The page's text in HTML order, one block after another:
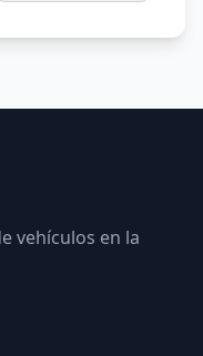
vehículos en la